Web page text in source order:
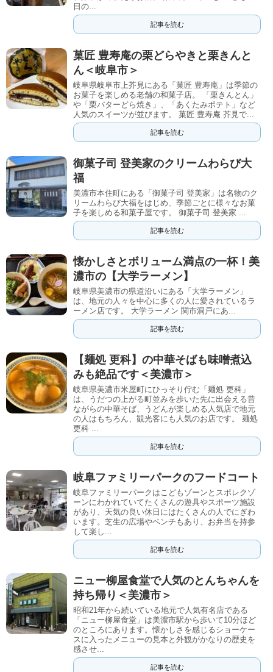
日の...
記事を読む
菓匠 豊寿庵の栗どらやきと栗きんと
ん＜岐阜市＞
岐阜県岐阜市上芥見にある「菓匠 豊寿庵」は季節の
お菓子を楽しめる老舗の和菓子店。 「栗きんとん」
や「栗バターどら焼き」、「あくたみポテト」など
人気のスイーツが並びます。 菓匠 豊寿庵 芥見で...
記事を読む
御菓子司 登美家のクリームわらび大
福
美濃市本住町にある「御菓子司 登美家」は名物のク
リームわらび大福をはじめ、季節ごとに様々なお菓
子を楽しめる和菓子屋です。 御菓子司 登美家 ...
記事を読む
懐かしさとボリューム満点の一杯！美
濃市の【大学ラーメン】
岐阜県美濃市の県道沿いにある「大学ラーメン」
は、地元の人々を中心に多くの人に愛されているラ
ーメン店です。 大学ラーメン 関市洞戸にあ...
記事を読む
【麺処 更科】の中華そばも味噌煮込
みも絶品です＜美濃市＞
岐阜県美濃市米屋町にひっそり佇む「麺処 更科」
は、うだつの上がる町並みを歩いた先に出会える昔
ながらの中華そば、うどんが楽しめる人気店で地元
の人はもちろん、観光客にも人気のお店です。 麺処
更科 ...
記事を読む
岐阜ファミリーパークのフードコート
岐阜ファミリーパークはこどもゾーンとスポレクゾ
ーンにわかれていてたくさんの遊具やスポーツ施設
があり、天気の良い休日にはたくさんの人でにぎわ
います。芝生の広場やベンチもあり、お弁当を持参
して楽し...
記事を読む
ニュー柳屋食堂で人気のとんちゃんを
持ち帰り＜美濃市＞
昭和21年から続いている地元で人気有名店である
「ニュー柳屋食堂」は美濃市駅から歩いて10分ほど
のところにあります。懐かしさを感じるショーケー
スに入ったメニューの見本と外観がかなりの歴史を
感させ...
記事を読む